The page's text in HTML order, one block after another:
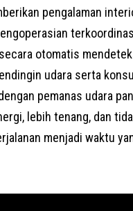
pengalaman
otomatis
udara serta
pemanas udara
lebih tenang, dan
menjadi waktu